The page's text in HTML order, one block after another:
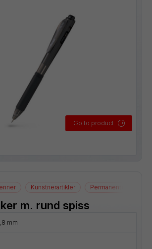
Go to product
Kunstnerartikler Permanente
m. rund spiss
mm